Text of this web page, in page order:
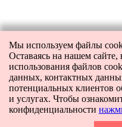
Мы используем файлы
Оставаясь на нашем сайте,
использования файлов
данных, контактных
потенциальных клиентов
и услугах. Чтобы
конфиденциальности